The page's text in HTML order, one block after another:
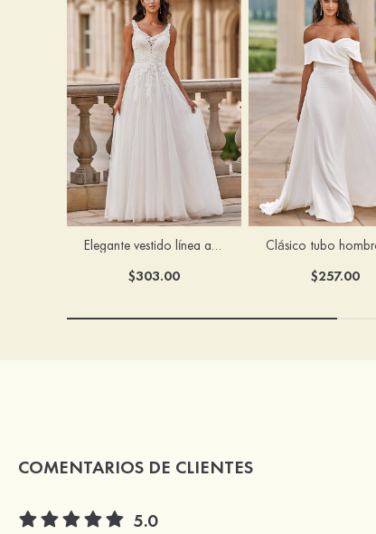
Elegante vestido línea a escote en v barrer tren tul vestido de novia
$303.00 $257.00
COMENTARIOS DE CLIENTES
5.0